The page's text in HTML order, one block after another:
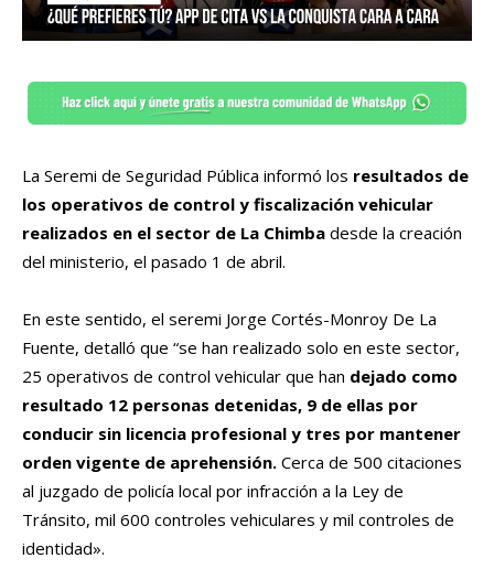
La Seremi de Seguridad Pública informó los resultados de
los operativos de control y fiscalización vehicular
realizados en el sector de La Chimba desde la creación
del ministerio, el pasado 1 de abril.
En este sentido, el seremi Jorge Cortés-Monroy De La
Fuente, detalló que “se han realizado solo en este sector,
25 operativos de control vehicular que han dejado como
resultado 12 personas detenidas, 9 de ellas por
conducir sin licencia profesional y tres por mantener
orden vigente de aprehensión. Cerca de 500 citaciones
al juzgado de policía local por infracción a la Ley de
Tránsito, mil 600 controles vehiculares y mil controles de
identidad».